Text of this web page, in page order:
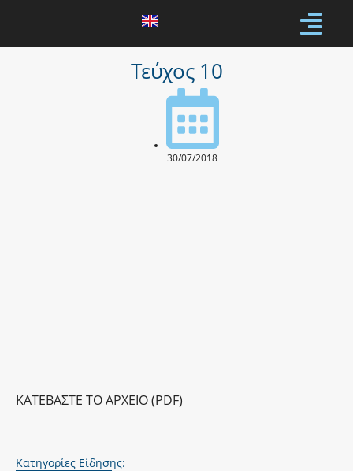
Τεύχος 10
30/07/2018
ΚΑΤΕΒΑΣΤΕ ΤΟ ΑΡΧΕΙΟ (PDF)
Κατηγορίες Είδησης: